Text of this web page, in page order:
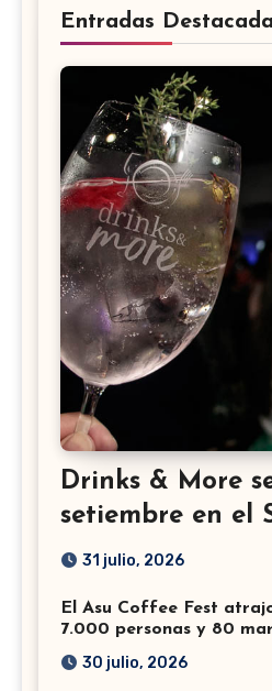
Entradas
Drinks & More
setiembre en el
31 julio, 2026
El Asu Coffee Fest
7.000 personas y 80
30 julio, 2026